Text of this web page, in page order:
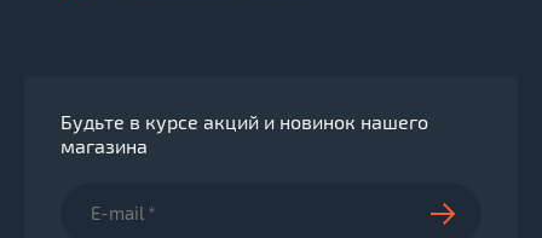
Будьте в курсе акций и новинок нашего
магазина